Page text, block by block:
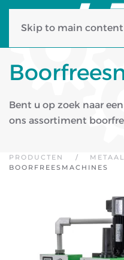
Skip to main content
Bent u op zoek naar
ons assortiment
PRODUCTEN
BOORFREESMACHINES